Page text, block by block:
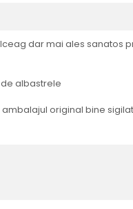
dar mai ales sanatos
albastrele
original bine